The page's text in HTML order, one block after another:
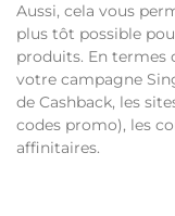
Aussi, cela vous
plus tôt possible
produits. En termes
votre campagne
de Cashback, les
codes promo), les
affinitaires.